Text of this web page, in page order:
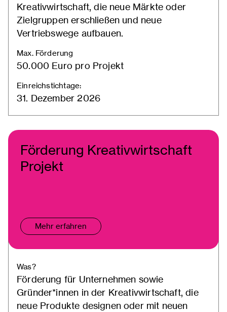
Kreativwirtschaft, die neue Märkte oder
Zielgruppen erschließen und neue
Vertriebswege aufbauen.
Max. Förderung
50.000 Euro pro Projekt
Einreichstichtage:
31. Dezember 2026
Förderung Kreativwirtschaft
Projekt
Mehr erfahren
Was?
Förderung für Unternehmen sowie
Gründer*innen in der Kreativwirtschaft, die
neue Produkte designen oder mit neuen